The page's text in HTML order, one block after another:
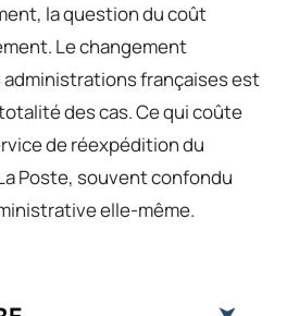
la question du coût
Le changement
administrations françaises est
des cas. Ce qui coûte
de réexpédition du
Poste, souvent confondu
elle-même.